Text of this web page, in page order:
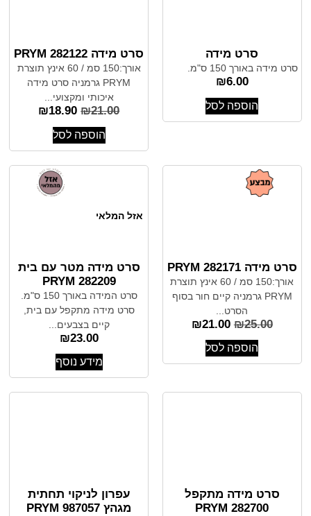
סרט מידה
סרט מידה באורך 150 ס"מ.
₪6.00
הוספה לסל
סרט מידה 282122 PRYM
אורך:150 סמ / 60 אינץ תוצרת
PRYM גרמניה סרט מידה
איכותי ומקצועי...
₪21.00
₪18.90
הוספה לסל
סרט מידה PRYM 282171
אורך:150 סמ / 60 אינץ תוצרת
PRYM גרמניה קיים חור בסוף
הסרט...
₪25.00
₪21.00
הוספה לסל
אזל המלאי
סרט מידה מטר עם בית
282209 PRYM
סרט המידה באורך 150 ס"מ.
סרט מידה מתקפל עם בית,
קיים בצבעים...
₪23.00
מידע נוסף
סרט מידה מתקפל
282700 PRYM
עפרון לניקוי תחתית
מגהץ PRYM 987057